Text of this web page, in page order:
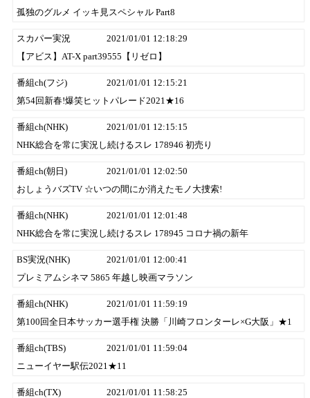
孤独のグルメ イッキ見スペシャル Part8
スカパー実況
2021/01/01 12:18:29
【アビス】AT-X part39555【リゼロ】
番組ch(フジ)
2021/01/01 12:15:21
第54回新春!爆笑ヒットパレード2021★16
番組ch(NHK)
2021/01/01 12:15:15
NHK総合を常に実況し続けるスレ 178946 初売り
番組ch(朝日)
2021/01/01 12:02:50
おしょうバズTV ☆いつの間にか消えたモノ大捜索!
番組ch(NHK)
2021/01/01 12:01:48
NHK総合を常に実況し続けるスレ 178945 コロナ禍の新年
BS実況(NHK)
2021/01/01 12:00:41
プレミアムシネマ 5865 年越し映画マラソン
番組ch(NHK)
2021/01/01 11:59:19
第100回全日本サッカー選手権 決勝「川崎フロンターレ×G大阪」★1
番組ch(TBS)
2021/01/01 11:59:04
ニューイヤー駅伝2021★11
番組ch(TX)
2021/01/01 11:58:25